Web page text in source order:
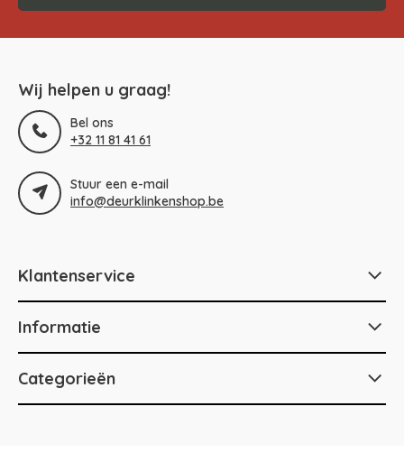
Wij helpen u graag!
Bel ons
+32 11 81 41 61
Stuur een e-mail
info@deurklinkenshop.be
Klantenservice
Informatie
Categorieën